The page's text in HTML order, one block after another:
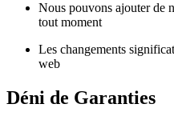
Nous pouvons ajouter de
tout moment
Les changements
web
Déni de Garanties